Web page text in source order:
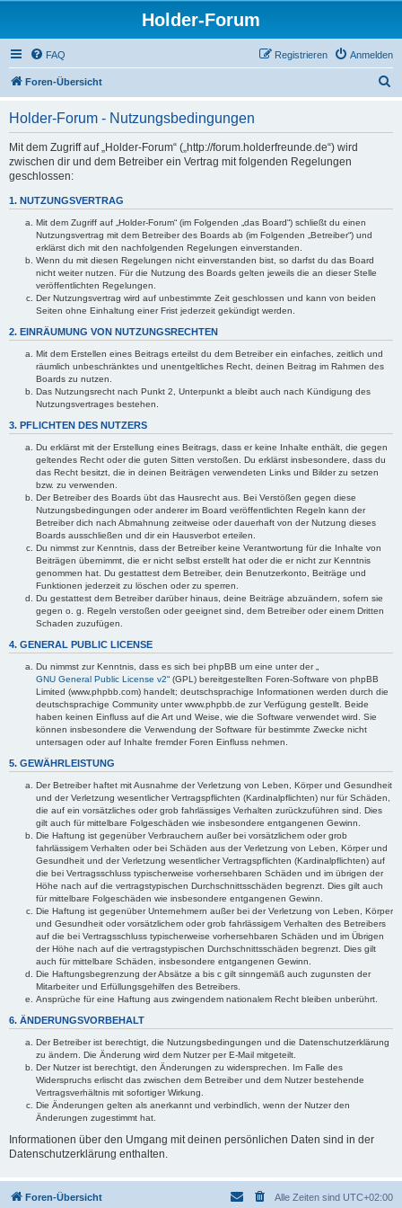
Holder-Forum
FAQ Anmelden
Registrieren
Foren-Übersicht
Holder-Forum - Nutzungsbedingungen
Mit dem Zugriff auf „Holder-Forum“ („http://forum.holderfreunde.de“) wird
zwischen dir und dem Betreiber ein Vertrag mit folgenden Regelungen
geschlossen:
1. NUTZUNGSVERTRAG
Mit dem Zugriff auf „Holder-Forum“ (im Folgenden „das Board“) schließt du einen
Nutzungsvertrag mit dem Betreiber des Boards ab (im Folgenden „Betreiber“) und
erklärst dich mit den nachfolgenden Regelungen einverstanden.
Wenn du mit diesen Regelungen nicht einverstanden bist, so darfst du das Board
nicht weiter nutzen. Für die Nutzung des Boards gelten jeweils die an dieser Stelle
veröffentlichten Regelungen.
Der Nutzungsvertrag wird auf unbestimmte Zeit geschlossen und kann von beiden
Seiten ohne Einhaltung einer Frist jederzeit gekündigt werden.
2. EINRÄUMUNG VON NUTZUNGSRECHTEN
Mit dem Erstellen eines Beitrags erteilst du dem Betreiber ein einfaches, zeitlich und
räumlich unbeschränktes und unentgeltliches Recht, deinen Beitrag im Rahmen des
Boards zu nutzen.
Das Nutzungsrecht nach Punkt 2, Unterpunkt a bleibt auch nach Kündigung des
Nutzungsvertrages bestehen.
3. PFLICHTEN DES NUTZERS
Du erklärst mit der Erstellung eines Beitrags, dass er keine Inhalte enthält, die gegen
geltendes Recht oder die guten Sitten verstoßen. Du erklärst insbesondere, dass du
das Recht besitzt, die in deinen Beiträgen verwendeten Links und Bilder zu setzen
bzw. zu verwenden.
Der Betreiber des Boards übt das Hausrecht aus. Bei Verstößen gegen diese
Nutzungsbedingungen oder anderer im Board veröffentlichten Regeln kann der
Betreiber dich nach Abmahnung zeitweise oder dauerhaft von der Nutzung dieses
Boards ausschließen und dir ein Hausverbot erteilen.
Du nimmst zur Kenntnis, dass der Betreiber keine Verantwortung für die Inhalte von
Beiträgen übernimmt, die er nicht selbst erstellt hat oder die er nicht zur Kenntnis
genommen hat. Du gestattest dem Betreiber, dein Benutzerkonto, Beiträge und
Funktionen jederzeit zu löschen oder zu sperren.
Du gestattest dem Betreiber darüber hinaus, deine Beiträge abzuändern, sofern sie
gegen o. g. Regeln verstoßen oder geeignet sind, dem Betreiber oder einem Dritten
Schaden zuzufügen.
4. GENERAL PUBLIC LICENSE
Du nimmst zur Kenntnis, dass es sich bei phpBB um eine unter der „
GNU General Public License v2“ (GPL) bereitgestellten Foren-Software von phpBB
Limited (www.phpbb.com) handelt; deutschsprachige Informationen werden durch die
deutschsprachige Community unter www.phpbb.de zur Verfügung gestellt. Beide
haben keinen Einfluss auf die Art und Weise, wie die Software verwendet wird. Sie
können insbesondere die Verwendung der Software für bestimmte Zwecke nicht
untersagen oder auf Inhalte fremder Foren Einfluss nehmen.
5. GEWÄHRLEISTUNG
Der Betreiber haftet mit Ausnahme der Verletzung von Leben, Körper und Gesundheit
und der Verletzung wesentlicher Vertragspflichten (Kardinalpflichten) nur für Schäden,
die auf ein vorsätzliches oder grob fahrlässiges Verhalten zurückzuführen sind. Dies
gilt auch für mittelbare Folgeschäden wie insbesondere entgangenen Gewinn.
Die Haftung ist gegenüber Verbrauchern außer bei vorsätzlichem oder grob
fahrlässigem Verhalten oder bei Schäden aus der Verletzung von Leben, Körper und
Gesundheit und der Verletzung wesentlicher Vertragspflichten (Kardinalpflichten) auf
die bei Vertragsschluss typischerweise vorhersehbaren Schäden und im übrigen der
Höhe nach auf die vertragstypischen Durchschnittsschäden begrenzt. Dies gilt auch
für mittelbare Folgeschäden wie insbesondere entgangenen Gewinn.
Die Haftung ist gegenüber Unternehmern außer bei der Verletzung von Leben, Körper
und Gesundheit oder vorsätzlichem oder grob fahrlässigem Verhalten des Betreibers
auf die bei Vertragsschluss typischerweise vorhersehbaren Schäden und im Übrigen
der Höhe nach auf die vertragstypischen Durchschnittsschäden begrenzt. Dies gilt
auch für mittelbare Schäden, insbesondere entgangenen Gewinn.
Die Haftungsbegrenzung der Absätze a bis c gilt sinngemäß auch zugunsten der
Mitarbeiter und Erfüllungsgehilfen des Betreibers.
Ansprüche für eine Haftung aus zwingendem nationalem Recht bleiben unberührt.
6. ÄNDERUNGSVORBEHALT
Der Betreiber ist berechtigt, die Nutzungsbedingungen und die Datenschutzerklärung
zu ändern. Die Änderung wird dem Nutzer per E-Mail mitgeteilt.
Der Nutzer ist berechtigt, den Änderungen zu widersprechen. Im Falle des
Widerspruchs erlischt das zwischen dem Betreiber und dem Nutzer bestehende
Vertragsverhältnis mit sofortiger Wirkung.
Die Änderungen gelten als anerkannt und verbindlich, wenn der Nutzer den
Änderungen zugestimmt hat.
Informationen über den Umgang mit deinen persönlichen Daten sind in der
Datenschutzerklärung enthalten.
Foren-Übersicht Alle Zeiten sind UTC+02:00